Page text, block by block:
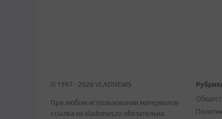
© 1997 - 2026 VLADNEWS
При любом использовании материалов
ссылка на vladnews.ru обязательна.